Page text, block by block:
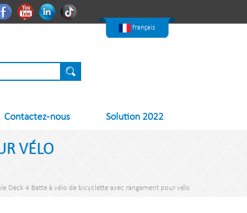
français
Nederlands
FacebookYoutubeLinkedin
Contactez-nous Solution 2022
VÉLO
Deck 4 Batte à vélo de bicyclette avec rangement pour vélo